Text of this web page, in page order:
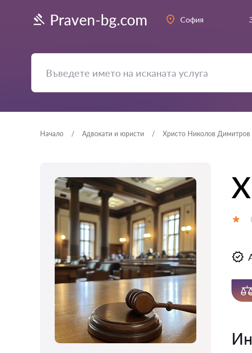
Praven-bg.com София
Начало Адвокати и юристи Христо Николов Димитров